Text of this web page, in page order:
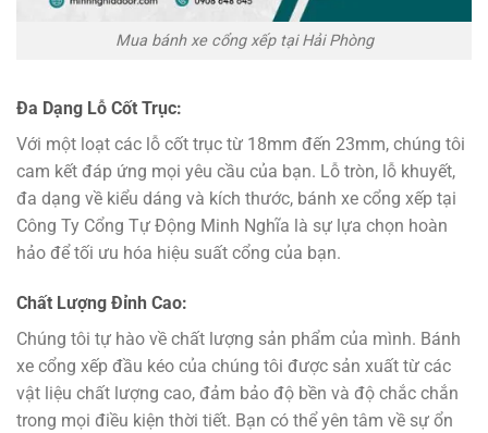
Mua bánh xe cổng xếp tại Hải Phòng
Đa Dạng Lỗ Cốt Trục:
Với một loạt các lỗ cốt trục từ 18mm đến 23mm, chúng tôi
cam kết đáp ứng mọi yêu cầu của bạn. Lỗ tròn, lỗ khuyết,
đa dạng về kiểu dáng và kích thước, bánh xe cổng xếp tại
Công Ty Cổng Tự Động Minh Nghĩa là sự lựa chọn hoàn
hảo để tối ưu hóa hiệu suất cổng của bạn.
Chất Lượng Đỉnh Cao:
Chúng tôi tự hào về chất lượng sản phẩm của mình. Bánh
xe cổng xếp đầu kéo của chúng tôi được sản xuất từ các
vật liệu chất lượng cao, đảm bảo độ bền và độ chắc chắn
trong mọi điều kiện thời tiết. Bạn có thể yên tâm về sự ổn